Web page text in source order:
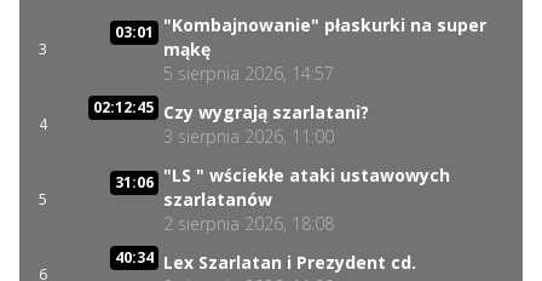
3
03:01
"Kombajnowanie" płaskurki na super
mąkę
5 sierpnia 2026, 14:57
4
02:12:45 Czy wygrają szarlatani?
3 sierpnia 2026, 11:00
5
31:06 "LS " wściekłe ataki ustawowych
szarlatanów
2 sierpnia 2026, 18:08
6
40:34 Lex Szarlatan i Prezydent cd.